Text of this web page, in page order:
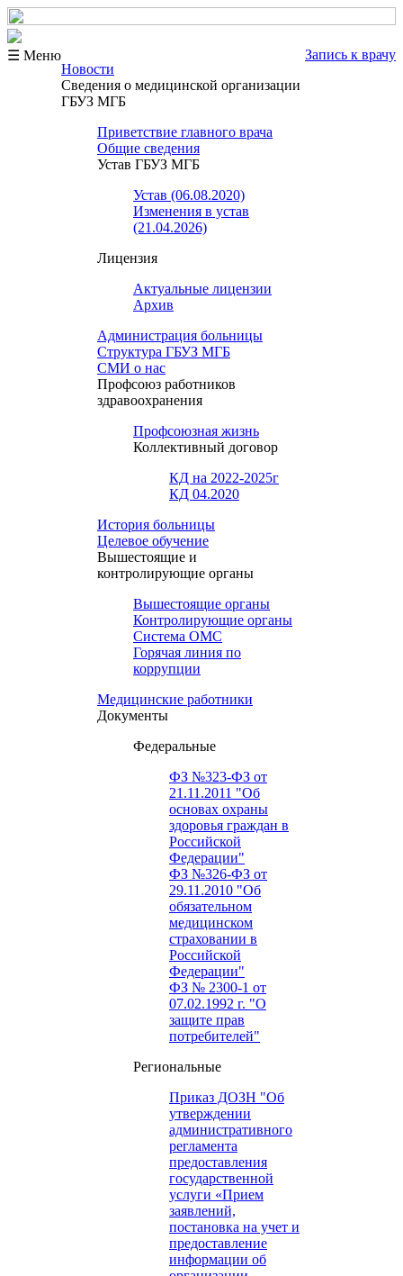
☰ Меню
Запись к врачу
Новости
Сведения о медицинской организации
ГБУЗ МГБ
Приветствие главного врача
Общие сведения
Устав ГБУЗ МГБ
Устав (06.08.2020)
Изменения в устав
(21.04.2026)
Лицензия
Актуальные лицензии
Архив
Администрация больницы
Структура ГБУЗ МГБ
СМИ о нас
Профсоюз работников
здравоохранения
Профсоюзная жизнь
Коллективный договор
КД на 2022-2025г
КД 04.2020
История больницы
Целевое обучение
Вышестоящие и
контролирующие органы
Вышестоящие органы
Контролирующие органы
Система ОМС
Горячая линия по
коррупции
Медицинские работники
Документы
Федеральные
ФЗ №323-ФЗ от
21.11.2011 "Об
основах охраны
здоровья граждан в
Российской
Федерации"
ФЗ №326-ФЗ от
29.11.2010 "Об
обязательном
медицинском
страховании в
Российской
Федерации"
ФЗ № 2300-1 от
07.02.1992 г. "О
защите прав
потребителей"
Региональные
Приказ ДОЗН "Об
утверждении
административного
регламента
предоставления
государственной
услуги «Прием
заявлений,
постановка на учет и
предоставление
информации об